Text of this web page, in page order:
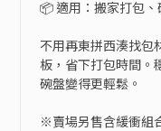
📦 適用：搬家打包
不用再東拼西湊找包
板，省下打包時間。
碗盤變得更輕鬆。
※賣場另售含緩衝組